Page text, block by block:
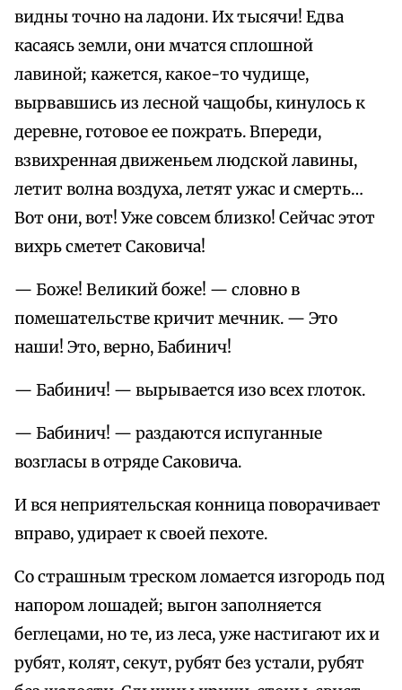
видны точно на ладони. Их тысячи! Едва
касаясь земли, они мчатся сплошной
лавиной; кажется, какое-то чудище,
вырвавшись из лесной чащобы, кинулось к
деревне, готовое ее пожрать. Впереди,
взвихренная движеньем людской лавины,
летит волна воздуха, летят ужас и смерть…
Вот они, вот! Уже совсем близко! Сейчас этот
вихрь сметет Саковича!
— Боже! Великий боже! — словно в
помешательстве кричит мечник. — Это
наши! Это, верно, Бабинич!
— Бабинич! — вырывается изо всех глоток.
— Бабинич! — раздаются испуганные
возгласы в отряде Саковича.
И вся неприятельская конница поворачивает
вправо, удирает к своей пехоте.
Со страшным треском ломается изгородь под
напором лошадей; выгон заполняется
беглецами, но те, из леса, уже настигают их и
рубят, колят, секут, рубят без устали, рубят